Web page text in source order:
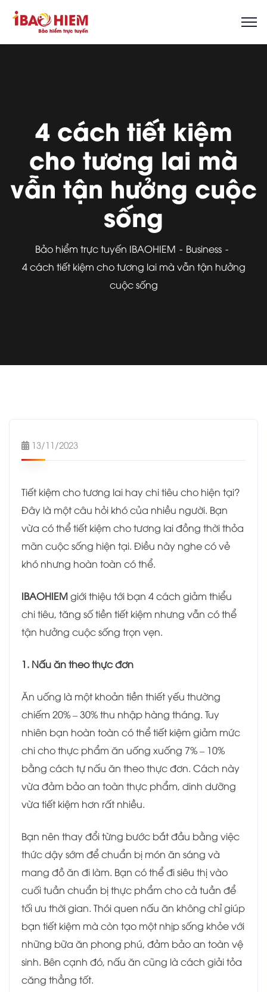
4 cách tiết kiệm
cho tương lai mà
vẫn tận hưởng cuộc
sống
Bảo hiểm trực tuyến IBAOHIEM
Business
4 cách tiết kiệm cho tương lai mà vẫn tận hưởng
cuộc sống
13/11/2023
Tiết kiệm cho tương lai hay chi tiêu cho hiện tại?
Đây là một câu hỏi khó của nhiều người. Bạn
vừa có thể tiết kiệm cho tương lai đồng thời thỏa
mãn cuộc sống hiện tại. Điều này nghe có vẻ
khó nhưng hoàn toàn có thể.
IBAOHIEMgiới thiệu tới bạn 4 cách giảm thiểu
chi tiêu, tăng số tiền tiết kiệm nhưng vẫn có thể
tận hưởng cuộc sống trọn vẹn.
1. Nấu ăn theo thực đơn
Ăn uống là một khoản tiền thiết yếu thường
chiếm 20% – 30% thu nhập hàng tháng. Tuy
nhiên bạn hoàn toàn có thể tiết kiệm giảm mức
chi cho thực phẩm ăn uống xuống 7% – 10%
bằng cách tự nấu ăn theo thực đơn. Cách này
vừa đảm bảo an toàn thực phẩm, dinh dưỡng
vừa tiết kiệm hơn rất nhiều.
Bạn nên thay đổi từng bước bắt đầu bằng việc
thức dậy sớm để chuẩn bị món ăn sáng và
mang đồ ăn đi làm. Bạn có thể đi siêu thị vào
cuối tuần chuẩn bị thực phẩm cho cả tuần để
tối ưu thời gian. Thói quen nấu ăn không chỉ giúp
bạn tiết kiệm mà còn tạo một nhịp sống khỏe với
những bữa ăn phong phú, đảm bảo an toàn vệ
sinh. Bên cạnh đó, nấu ăn cũng là cách giải tỏa
căng thẳng tốt.